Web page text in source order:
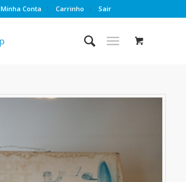
Minha Conta Carrinho Sair